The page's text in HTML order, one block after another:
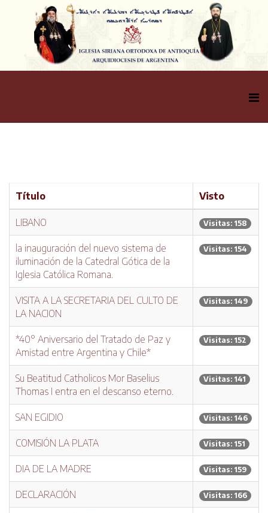
Título Visto
LIBANO Visitas: 158
la inauguración del nuevo sistema de
iluminación de la Catedral Gótica de la
Iglesia Católica Romana.
Visitas: 154
VISITA A LA SECRETARIA DEL CULTO DE
LA NACION
Visitas: 149
*40° Aniversario del Tratado de Paz y
Amistad entre Argentina y Chile*
Visitas: 152
Su Beatitud Catholicos Mor Baselius
Thomas I entra en el descanso eterno.
Visitas: 141
SAN EGIDIO Visitas: 146
COMISIÓN LA PLATA Visitas: 151
DIA DE LA MADRE Visitas: 159
DECLARACIÓN Visitas: 166